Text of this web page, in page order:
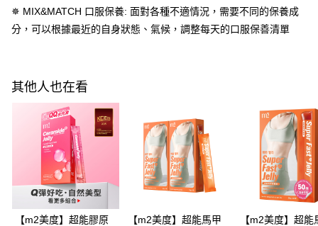
任。
４．使用「AFTEE先享後付」時，將依據個別帳號之用戶狀況，依本公司即
時審查核予不同之上限額度；若仍有額度不足之情形，本公司將視審查結果
每筆NT$100，滿NT$600(含以上)免運費
離島配送
海外配送
海外配送(澳門) 查看運費
海外配送(馬來西亞) 查看運費
海外配送(澳洲) 查看運費
✵ MIX&MATCH 口服保養: 面對各種不適情況，需要不同的保養成
分，可以根據最近的自身狀態、氣候，調整每天的口服保善清單
其他人也在看
【m2美度】超能膠原
【m2美度】超能馬甲
【m2美度】超能